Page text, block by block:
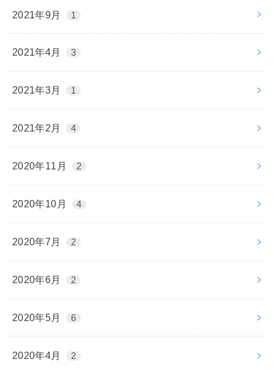
2021年9月 1
2021年4月 3
2021年3月 1
2021年2月 4
2020年11月 2
2020年10月 4
2020年7月 2
2020年6月 2
2020年5月 6
2020年4月 2